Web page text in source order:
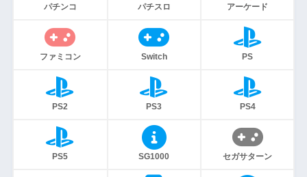
パチンコ パチスロ アーケード
ファミコン Switch PS
PS2 PS3 PS4
PS5 SG1000 セガサターン